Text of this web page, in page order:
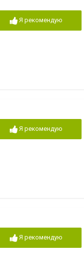
Я рекомендую
Я рекомендую
Я рекомендую